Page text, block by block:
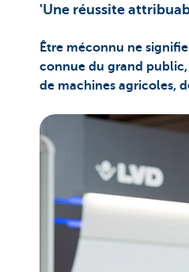
'Une réussite
Être méconnu ne
connue du grand
de machines agricoles,